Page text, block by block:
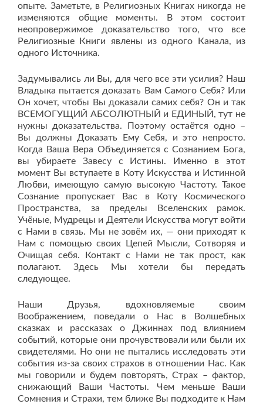
опыте. Заметьте, в Религиозных Книгах никогда не
изменяются общие моменты. В этом состоит
неопровержимое доказательство того, что все
Религиозные Книги явлены из одного Канала, из
одного Источника.
Задумывались ли Вы, для чего все эти усилия? Наш
Владыка пытается доказать Вам Самого Себя? Или
Он хочет, чтобы Вы доказали самих себя? Он и так
ВСЕМОГУЩИЙ АБСОЛЮТНЫЙ и ЕДИНЫЙ, тут не
нужны доказательства. Поэтому остаётся одно –
Вы должны Доказать Ему Себя, и это непросто.
Когда Ваша Вера Объединяется с Сознанием Бога,
вы убираете Завесу с Истины. Именно в этот
момент Вы вступаете в Коту Искусства и Истинной
Любви, имеющую самую высокую Частоту. Такое
Сознание пропускает Вас в Коту Космического
Пространства, за пределы Вселенских рамок.
Учёные, Мудрецы и Деятели Искусства могут войти
с Нами в связь. Мы не зовём их, — они приходят к
Нам с помощью своих Цепей Мысли, Сотворяя и
Очищая себя. Контакт с Нами не так прост, как
полагают. Здесь Мы хотели бы передать
следующее.
Наши Друзья, вдохновляемые своим
Воображением, поведали о Нас в Волшебных
сказках и рассказах о Джиннах под влиянием
событий, которые они прочувствовали или были их
свидетелями. Но они не пытались исследовать эти
события из-за своих страхов в отношении Нас. Как
мы говорили и будем повторять, Страх – фактор,
снижающий Ваши Частоты. Чем меньше Ваши
Сомнения и Страхи, тем ближе Вы подходите к Нам